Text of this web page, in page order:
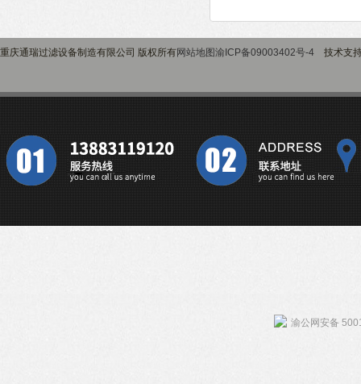
重庆通瑞过滤设备制造有限公司 版权所有网站地图渝ICP备09003402号-4 技术支
渝公网安备